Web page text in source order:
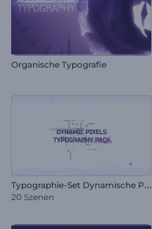
Organische Typografie
T
ypographie-Set Dynamische Pixel
20 Szenen